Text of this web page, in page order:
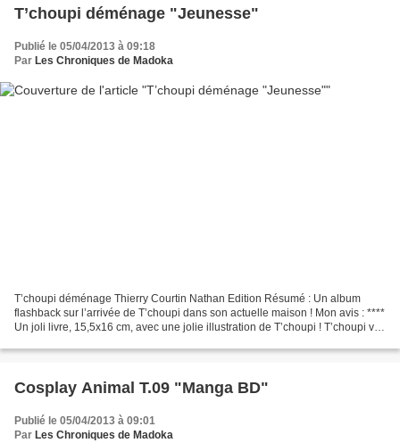
T’choupi déménage "Jeunesse"
Publié le 05/04/2013 à 09:18
Par Les Chroniques de Madoka
T’choupi déménage Thierry Courtin Nathan Edition Résumé : Un album
flashback sur l’arrivée de T’choupi dans son actuelle maison ! Mon avis : ****
Un joli livre, 15,5x16 cm, avec une jolie illustration de T’choupi ! T’choupi va
Cosplay Animal T.09 "Manga BD"
Publié le 05/04/2013 à 09:01
Par Les Chroniques de Madoka